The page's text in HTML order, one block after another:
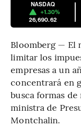
NASDAQ
+1.30%
26,690.62
Bloomberg — El
limitar los
empresas a un
concentrará en
busca formas
ministra de
Montchalin.